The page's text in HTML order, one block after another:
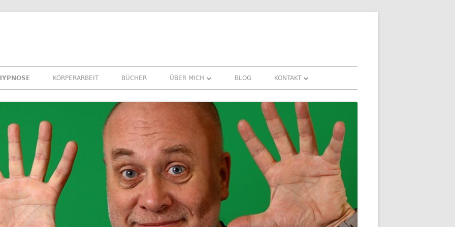
KÖRPERARBEIT BÜCHER ÜBER MICH
REFERENZEN ERFAHRUNGEN UND
NEWSLETTER
BLOG KONTAKT
DOWNLOADS
FAQ
DATENSCHUTZ
IMPRESSUM